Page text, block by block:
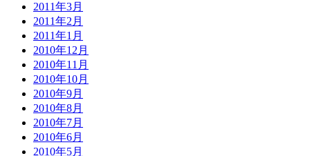
2011年3月
2011年2月
2011年1月
2010年12月
2010年11月
2010年10月
2010年9月
2010年8月
2010年7月
2010年6月
2010年5月